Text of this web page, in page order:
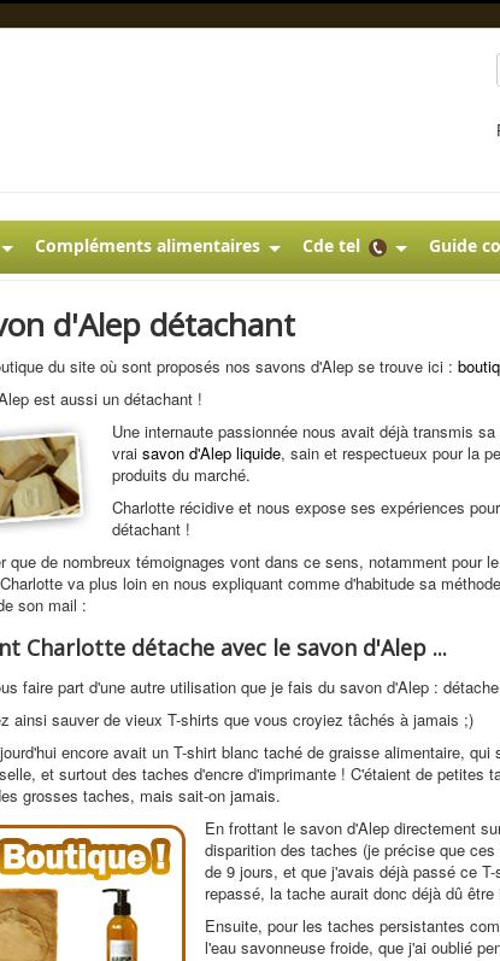
Compléments alimentaires Cde tel Guide
d'Alep détachant
du site où sont proposés nos savons d'Alep se trouve ici :
est aussi un détachant !
Une internaute passionnée nous avait déjà transmis
vrai savon d'Alep liquide, sain et respectueux pour la
produits du marché.
Charlotte récidive et nous expose ses expériences
détachant !
que de nombreux témoignages vont dans ce sens, notamment pour
va plus loin en nous expliquant comme d'habitude sa
son mail :
Charlotte détache avec le savon d'Alep ...
faire part d'une autre utilisation que je fais du savon d'Alep :
ainsi sauver de vieux T-shirts que vous croyiez tâchés à jamais ;)
encore avait un T-shirt blanc taché de graisse alimentaire,
et surtout des taches d'encre d'imprimante ! C'étaient de petites
grosses taches, mais sait-on jamais.
En frottant le savon d'Alep directement
disparition des taches (je précise que
de 9 jours, et que j'avais déjà passé ce
repassé, la tache aurait donc déjà dû
Ensuite, pour les taches persistantes
l'eau savonneuse froide, que j'ai oublié